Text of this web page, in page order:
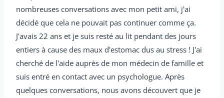
nombreuses conversations avec mon petit ami, j'ai
décidé que cela ne pouvait pas continuer comme ça.
J'avais 22 ans et je suis resté au lit pendant des jours
entiers à cause des maux d'estomac dus au stress ! J'ai
cherché de l'aide auprès de mon médecin de famille et
suis entré en contact avec un psychologue. Après
quelques conversations, nous avons découvert que je